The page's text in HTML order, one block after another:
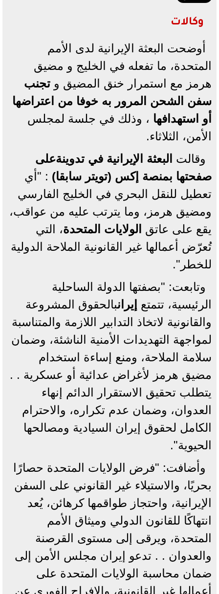
وكالات
أوضحت البعثة الإيرانية لدى الأمم
المتحدة، ما تفعله في الخليج و مضيق
هرمز مع استمرار خنق المضيق و تجنب
سفن الشحن المرور به خوفا من اعتراضها
أو استهدافها ، وذلك في جلسة لمجلس
الأمن، الثلاثاء.
وقالت البعثة الإيرانية في تدوينةعلى
صفحتها بمنصة إكس (تويتر سابقا) : "أي
تعطيل للنقل البحري في الخليج الفارسي
ومضيق هرمز، وما يترتب عليه من عواقب،
يقع على عاتق الولايات المتحدة، التي
تُعرّض أعمالها غير القانونية الملاحة الدولية
للخطر".
وتابعت: "بصفتها الدولة الساحلية
الرئيسية، تتمتع إيرانبالحقوق المشروعة
والقانونية لاتخاذ التدابير اللازمة والمتناسبة
لمواجهة التهديدات الأمنية الناشئة، وضمان
سلامة الملاحة، ومنع إساءة استخدام
مضيق هرمز لأغراض عدائية أو عسكرية . .
يتطلب تحقيق الاستقرار الدائم إنهاء
العدوان، وضمان عدم تكراره، والاحترام
الكامل لحقوق إيران السيادية ومصالحها
الحيوية".
وأضافت: "فرض الولايات المتحدة حصارًا
بحريًا، والاستيلاء غير القانوني على السفن
الإيرانية، واحتجاز طواقمها كرهائن، يُعد
انتهاكًا للقانون الدولي وميثاق الأمم
المتحدة، ويرقى إلى مستوى القرصنة
والعدوان . . تدعو إيران مجلس الأمن إلى
ضمان محاسبة الولايات المتحدة على
أعمالها غير القانونية، والإفراج الفوري عن